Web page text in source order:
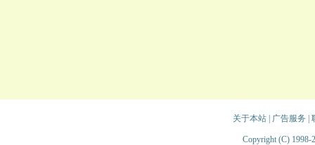
关于本站| 广告服务
Copyright (C) 1998-